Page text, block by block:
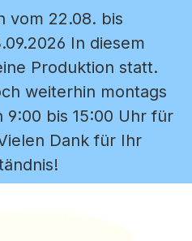
vom 22.08. bis
In diesem
Produktion statt.
weiterhin montags
9:00 bis 15:00 Uhr für
Dank für Ihr